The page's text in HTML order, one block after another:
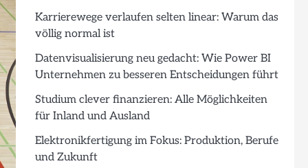
Karrierewege verlaufen selten linear: Warum das
völlig normal ist
Datenvisualisierung neu gedacht: Wie Power BI
Unternehmen zu besseren Entscheidungen führt
Studium clever finanzieren: Alle Möglichkeiten
für Inland und Ausland
Elektronikfertigung im Fokus: Produktion, Berufe
und Zukunft